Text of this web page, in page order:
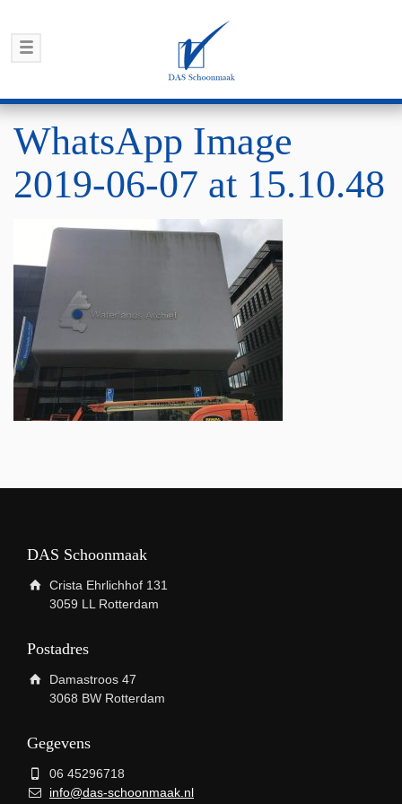
WhatsApp Image
2019-06-07 at 15.10.48
DAS Schoonmaak
Crista Ehrlichhof 131
3059 LL Rotterdam
Postadres
Damastroos 47
3068 BW Rotterdam
Gegevens
06 45296718
info@das-schoonmaak.nl